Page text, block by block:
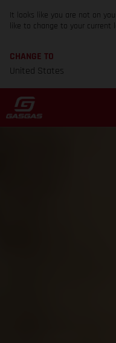
It looks like you are not on
like to change to your current
CHANGE TO
United States